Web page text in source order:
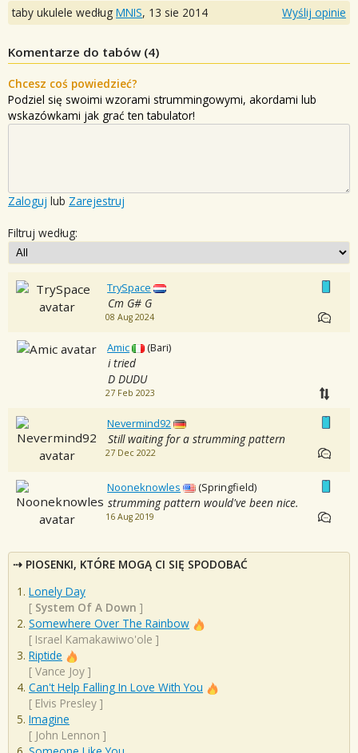
taby ukulele według MNIS, 13 sie 2014 Wyślij opinie
Komentarze do tabów (4)
Chcesz coś powiedzieć?
Podziel się swoimi wzorami strummingowymi, akordami lub
wskazówkami jak grać ten tabulator!
Zaloguj lub Zarejestruj
Filtruj według:
TrySpace
Cm G# G
08 Aug 2024
Amic (Bari)
i tried
D DUDU
27 Feb 2023
Nevermind92
Still waiting for a strumming pattern
27 Dec 2022
Nooneknowles (Springfield)
strumming pattern would've been nice.
16 Aug 2019
PIOSENKI, KTÓRE MOGĄ CI SIĘ SPODOBAĆ
Lonely Day
[ System Of A Down ]
Somewhere Over The Rainbow
[ Israel Kamakawiwo'ole ]
Riptide
[ Vance Joy ]
Can't Help Falling In Love With You
[ Elvis Presley ]
Imagine
[ John Lennon ]